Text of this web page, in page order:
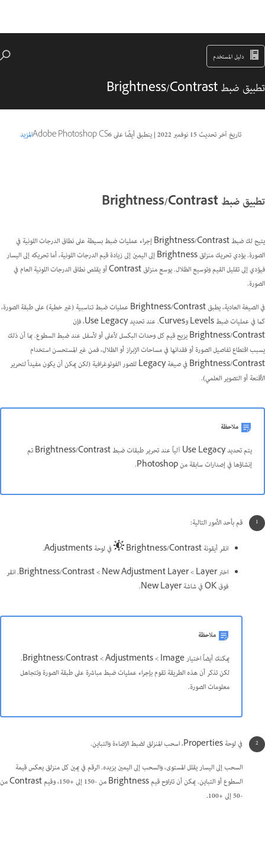
دليل المستخدم
تطبيق ضبط Brightness/Contrast
تاريخ آخر تحديث15 نوفمبر 2022 |ينطبق أيضًا على Adobe Photoshop CS6 المزيد
تطبيق ضبط Brightness/Contrast
يتيح لك ضبط Brightness/Contrast إجراء عمليات ضبط بسيطة على نطاق الدرجات اللونية في
الصورة. يؤدي تحريك منزلق Brightness إلى اليمين إلى زيادة قيم الدرجات اللونية، أما تحريكه إلى اليسار
فيؤدي إلى تقليل القيم وتوسيع الظلال. يوسع منزلق Contrast أو يقلص نطاق الدرجات اللونية العام في
الصورة.
في الصيغة العادية، يطبق Brightness/Contrast عمليات ضبط تناسبية (غير خطية) على طبقة الصورة،
كما في عمليات ضبط Levels وCurves. عند تحديد Use Legacy، فإن
Brightness/Contrast يزيح قيم كل وحدات البكسل لأعلى أو لأسفل عند ضبط السطوع. بما أن ذلك
يسبب اقتطاع تفاصيل الصورة أو فقدانها في مساحات الإبراز أو الظلال، فمن غير المستحسن استخدام
Brightness/Contrast في صيغة Legacy للصور الفوتوغرافية (لكن يمكن أن يكون مفيداً لتحرير
الأقنعة أو التصوير العلمي).
ملاحظة
يتم تحديد Use Legacy آلياً عند تحرير طبقات ضبط Brightness/Contrast تم
إنشاؤها في إصدارات سابقة من Photoshop.
قم بأحد الأمور التالية:
انقر أيقونة Brightness/Contrast
في لوحة Adjustments.
اختر Layer >‏ New Adjustment Layer >‏ Brightness/Contrast. انقر
فوق OK في شاشة New Layer.
ملاحظة
يمكنك أيضاً اختيار Image >‏ Adjustments >‏ Brightness/Contrast.
لكن تذكر أن هذه الطريقة تقوم بإجراء عمليات ضبط مباشرة على طبقة الصورة وتتجاهل
معلومات الصورة.
في لوحة Properties، اسحب المنزلق لضبط الإضاءة والتباين.
السحب إلى اليسار يقلل المستوى، والسحب إلى اليمين يزيده. الرقم في يمين كل منزلق يعكس قيمة
السطوع أو التباين. يمكن أن تتراوح قيم Brightness من -150 إلى +150، وقيم Contrast من
-50 إلى +100.